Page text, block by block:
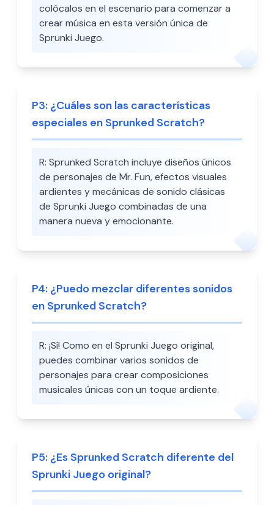
colócalos en el escenario para comenzar a
crear música en esta versión única de
Sprunki Juego.
P3: ¿Cuáles son las características
especiales en Sprunked Scratch?
R: Sprunked Scratch incluye diseños únicos
de personajes de Mr. Fun, efectos visuales
ardientes y mecánicas de sonido clásicas
de Sprunki Juego combinadas de una
manera nueva y emocionante.
P4: ¿Puedo mezclar diferentes sonidos
en Sprunked Scratch?
R: ¡Sí! Como en el Sprunki Juego original,
puedes combinar varios sonidos de
personajes para crear composiciones
musicales únicas con un toque ardiente.
P5: ¿Es Sprunked Scratch diferente del
Sprunki Juego original?